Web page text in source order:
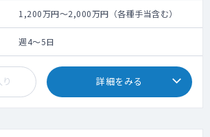
＜概 要＞
【業務内容】麻酔科管理業務（外科系標榜科
全般の手術麻酔）※小児麻酔の対応可能性あ
り（免除応相談）
【医師体制】常勤2名
【家賃補助】賃貸の場合、半額補助あり（上
限5万円/月）
転居費用補助あり（上限30万
1,200万円～2,000万円（各種手当含む）
週4～5日
詳細をみる